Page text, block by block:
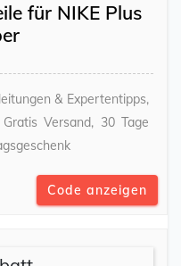
für NIKE Plus
& Expertentipps,
Versand, 30 Tage
Code anzeigen